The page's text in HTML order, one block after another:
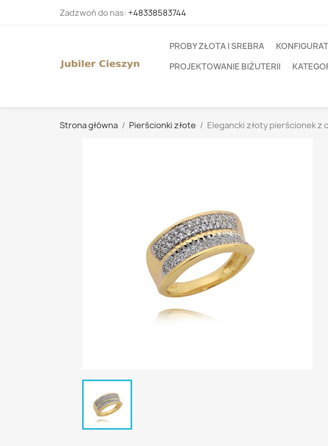
Zadzwoń do nas: +48338583744
PROBY ZŁOTA I SREBRA
PROJEKTOWANIE BIŻUTERII
Strona główna Pierścionki złote Elegancki złoty pierścionek z